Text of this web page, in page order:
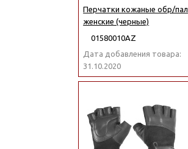
Перчатки кожаные обр/пал
женские (черные)
01580010АZ
Дата добавления товара:
31.10.2020